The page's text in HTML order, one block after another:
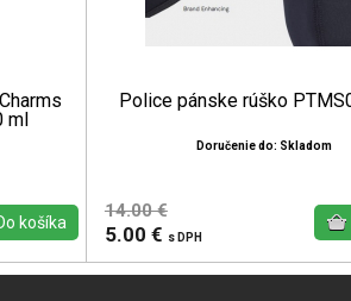
ml
Police pánske rúško
Doručenie do: Skladom
14.00 €
5.00 € s DPH